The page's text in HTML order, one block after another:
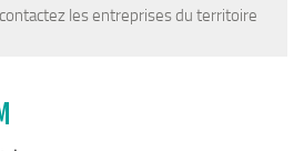
les entreprises du territoire